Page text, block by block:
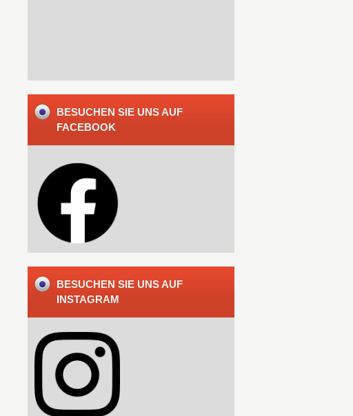
BESUCHEN SIE UNS AUF
FACEBOOK
BESUCHEN SIE UNS AUF
INSTAGRAM